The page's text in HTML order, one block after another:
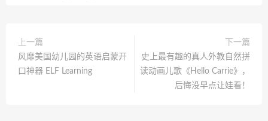
上一篇
风靡美国幼儿园的英语启蒙开
口神器 ELF Learning
下一篇
史上最有趣的真人外教自然拼
读动画儿歌《Hello Carrie》，
后悔没早点让娃看！